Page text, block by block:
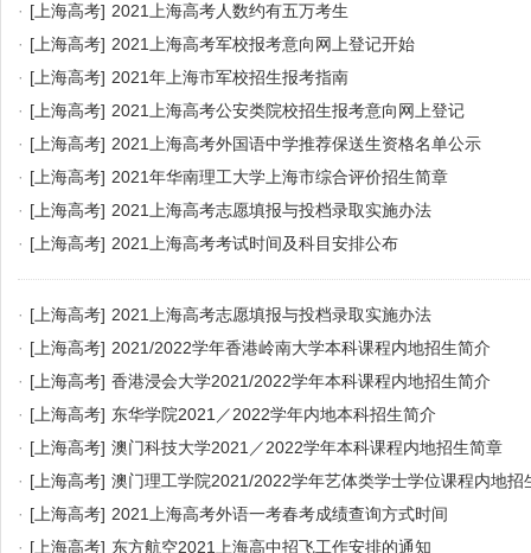
· [上海高考] 2021上海高考人数约有五万考生
· [上海高考] 2021上海高考军校报考意向网上登记开始
· [上海高考] 2021年上海市军校招生报考指南
· [上海高考] 2021上海高考公安类院校招生报考意向网上登记
· [上海高考] 2021上海高考外国语中学推荐保送生资格名单公示
· [上海高考] 2021年华南理工大学上海市综合评价招生简章
· [上海高考] 2021上海高考志愿填报与投档录取实施办法
· [上海高考] 2021上海高考考试时间及科目安排公布
· [上海高考] 2021上海高考志愿填报与投档录取实施办法
· [上海高考] 2021/2022学年香港岭南大学本科课程内地招生简介
· [上海高考] 香港浸会大学2021/2022学年本科课程内地招生简介
· [上海高考] 东华学院2021／2022学年内地本科招生简介
· [上海高考] 澳门科技大学2021／2022学年本科课程内地招生简章
· [上海高考] 澳门理工学院2021/2022学年艺体类学士学位课程内地招
· [上海高考] 2021上海高考外语一考春考成绩查询方式时间
· [上海高考] 东方航空2021上海高中招飞工作安排的通知